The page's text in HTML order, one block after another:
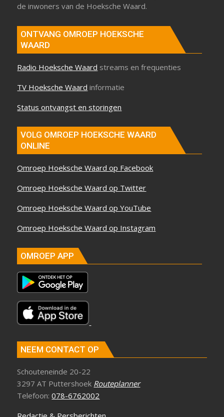
de inwoners van de Hoeksche Waard.
ONTVANG OMROEP HOEKSCHE
WAARD
Radio Hoeksche Waard streams en frequenties
TV Hoeksche Waard informatie
Status ontvangst en storingen
VOLG OMROEP HOEKSCHE WAARD
ONLINE
Omroep Hoeksche Waard op Facebook
Omroep Hoeksche Waard op Twitter
Omroep Hoeksche Waard op YouTube
Omroep Hoeksche Waard op Instagram
OMROEP APP
NEEM CONTACT OP
Schouteneinde 20-22
3297 AT Puttershoek Routeplanner
Telefoon:078-6762002